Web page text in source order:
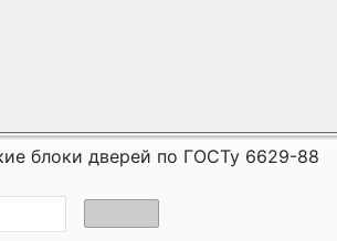
блоки дверей по ГОСТу 6629-88